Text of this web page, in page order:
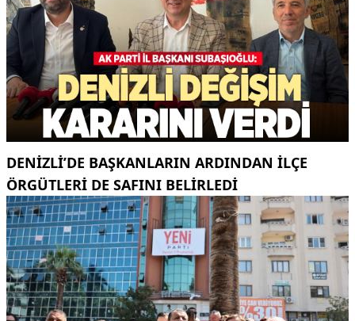
DENIZLI’DE BAŞKANLARIN ARDINDAN ILÇE
ÖRGÜTLERI DE SAFINI BELIRLEDI